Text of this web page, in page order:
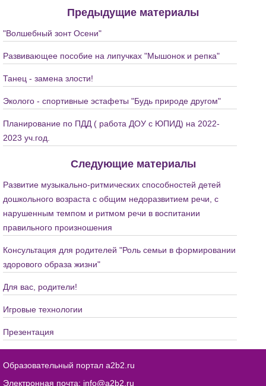
Предыдущие материалы
"Волшебный зонт Осени"
Развивающее пособие на липучках "Мышонок и репка"
Танец - замена злости!
Эколого - спортивные эстафеты "Будь природе другом"
Планирование по ПДД ( работа ДОУ с ЮПИД) на 2022-
2023 уч.год.
Следующие материалы
Развитие музыкально-ритмических способностей детей
дошкольного возраста с общим недоразвитием речи, с
нарушенным темпом и ритмом речи в воспитании
правильного произношения
Консультация для родителей "Роль семьи в формировании
здорового образа жизни"
Для вас, родители!
Игровые технологии
Презентация
Образовательный портал a2b2.ru
Электронная почта: info@a2b2.ru